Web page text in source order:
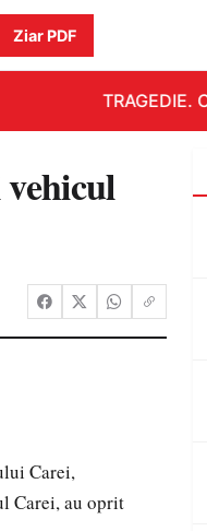
Ziar PDF
TRAGEDIE.
Carei,
Carei, au oprit